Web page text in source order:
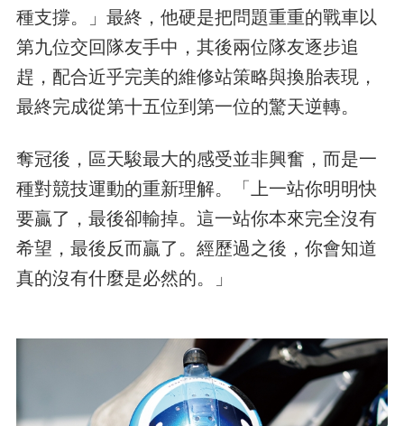
種支撐。」最終，他硬是把問題重重的戰車以
第九位交回隊友手中，其後兩位隊友逐步追
趕，配合近乎完美的維修站策略與換胎表現，
最終完成從第十五位到第一位的驚天逆轉。
奪冠後，區天駿最大的感受並非興奮，而是一
種對競技運動的重新理解。「上一站你明明快
要贏了，最後卻輸掉。這一站你本來完全沒有
希望，最後反而贏了。經歷過之後，你會知道
真的沒有什麼是必然的。」